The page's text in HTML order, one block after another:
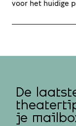
voor het huidige
De
je